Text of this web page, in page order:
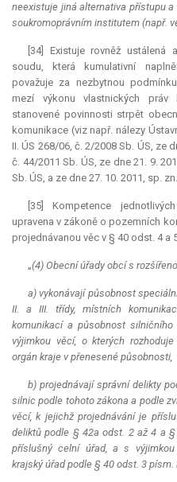
neexistuje jiná alternativa přístupu
soukromoprávním institutem (např.
[34] Existuje rovněž
soudu, která kumulativní
považuje za nezbytnou
mezí výkonu vlastnických
stanovené povinnosti strpět
komunikace (viz např. nálezy
II. ÚS 268/06, č. 2/2008 Sb. ÚS, ze
č. 44/2011 Sb. ÚS, ze dne 21. 9.
Sb. ÚS, a ze dne 27. 10. 2011, sp.
[35]Kompetence
upravena v zákoně o pozemních
projednávanou věc v § 40 odst. 4 a
„(4) Obecní úřady obcí s
a) vykonávají působnost
II. a III. třídy, místních
komunikací a působnost
výjimkou věcí, o kterých
orgán kraje v přenesené působnosti,
b) projednávají správní delikty
silnic podle tohoto zákona a podle
věcí, k jejichž projednávání je
deliktů podle § 42a odst. 2 až 4 a
příslušný celní úřad, a s
krajský úřad podle § 40 odst. 3 písm.